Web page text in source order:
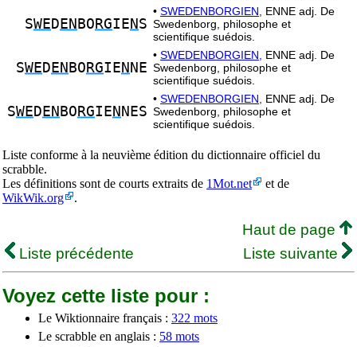
SWE D EN BO RGIE N S
• SWEDENBORGIEN,
ENNE adj. De
Swedenborg, philosophe et
scientifique suédois.
SWE D EN BO RGIE N NE
• SWEDENBORGIEN,
ENNE adj. De
Swedenborg, philosophe et
scientifique suédois.
SWE D EN BO RGIE N NES
• SWEDENBORGIEN,
ENNE adj. De
Swedenborg, philosophe et
scientifique suédois.
Liste conforme à la neuvième édition du dictionnaire officiel du
scrabble.
Les définitions sont de courts extraits de 1Mot.net
et de
WikWik.org
.
Haut de page
Liste précédente
Liste suivante
Voyez cette liste pour :
Le Wiktionnaire français : 322 mots
Le scrabble en anglais : 58 mots